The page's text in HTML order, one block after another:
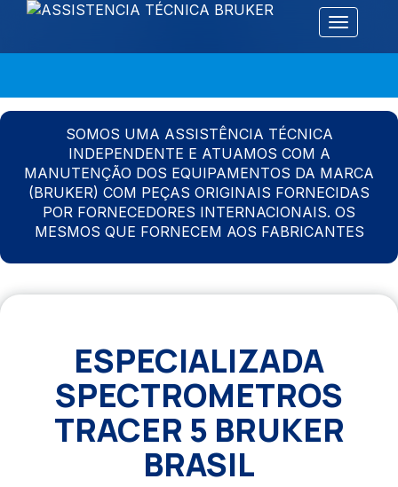
Alternar
SOMOS UMA ASSISTÊNCIA TÉCNICA
INDEPENDENTE E ATUAMOS COM A
MANUTENÇÃO DOS EQUIPAMENTOS DA MARCA
(BRUKER) COM PEÇAS ORIGINAIS FORNECIDAS
POR FORNECEDORES INTERNACIONAIS. OS
MESMOS QUE FORNECEM AOS FABRICANTES
ESPECIALIZADA
SPECTROMETROS
TRACER 5 BRUKER
BRASIL